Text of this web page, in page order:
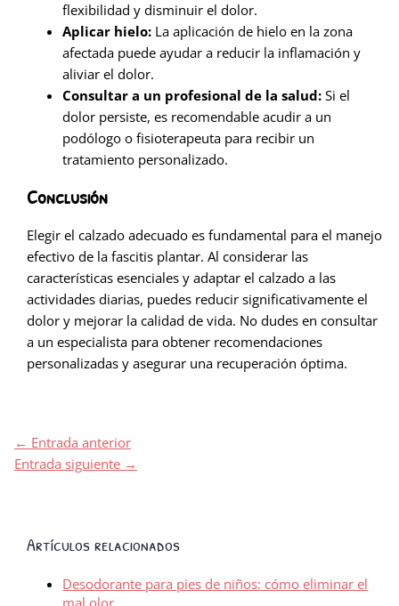
flexibilidad y disminuir el dolor.
Aplicar hielo: La aplicación de hielo en la zona
afectada puede ayudar a reducir la inflamación y
aliviar el dolor.
Consultar a un profesional de la salud: Si el
dolor persiste, es recomendable acudir a un
podólogo o fisioterapeuta para recibir un
tratamiento personalizado.
Conclusión
Elegir el calzado adecuado es fundamental para el manejo
efectivo de la fascitis plantar. Al considerar las
características esenciales y adaptar el calzado a las
actividades diarias, puedes reducir significativamente el
dolor y mejorar la calidad de vida. No dudes en consultar
a un especialista para obtener recomendaciones
personalizadas y asegurar una recuperación óptima.
← Entrada anterior
Entrada siguiente →
Artículos relacionados
Desodorante para pies de niños: cómo eliminar el